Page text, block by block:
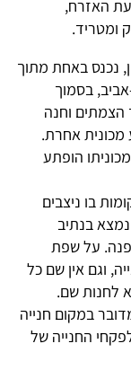
האזרח,
ומטריד.
נכנס באחת מתוך
בסמוך
וחנה
מכונית אחרת.
הופתע
בו ניצבים
בנתיב
פנה. על שפת
וגם אין שם כל
לחנות שם.
במקום חנייה
החנייה של